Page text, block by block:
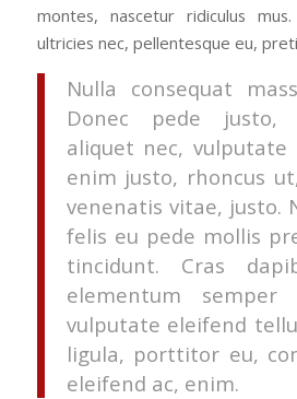
montes, nascetur ridiculus
ultricies nec, pellentesque eu,
Nulla consequat
Donec pede justo,
aliquet nec, vulputate
enim justo, rhoncus
venenatis vitae, justo.
felis eu pede mollis
tincidunt. Cras
elementum semper
vulputate eleifend
ligula, porttitor eu,
eleifend ac, enim.